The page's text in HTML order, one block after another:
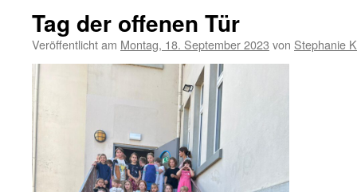
Tag der offenen Tür
Veröffentlicht am Montag, 18. September 2023 von Stephanie